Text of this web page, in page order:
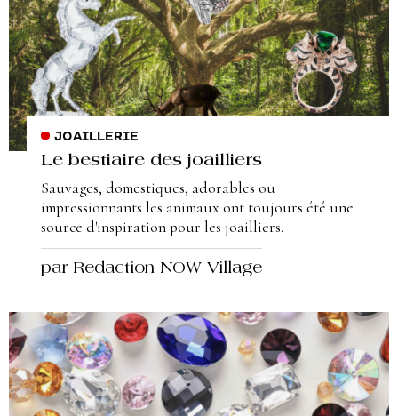
JOAILLERIE
Le bestiaire des joailliers
Sauvages, domestiques, adorables ou
impressionnants les animaux ont toujours été une
source d'inspiration pour les joailliers.
par Redaction NOW Village